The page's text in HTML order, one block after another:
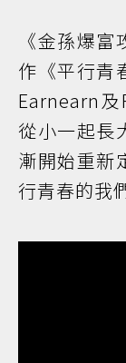
《金孫爆
作《平行青
Earnearn
從小一起長
漸開始重新
行青春的我